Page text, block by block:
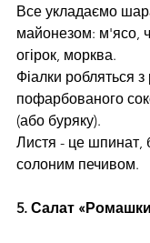
Все укладаємо
майонезом: м'ясо,
огірок, морква.
Фіалки робляться з
пофарбованого
(або буряку).
Листя - це шпинат,
солоним печивом.
5. Салат